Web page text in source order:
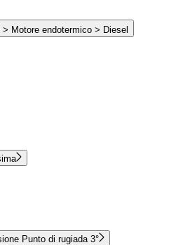
Motore endotermico > Diesel
Punto di rugiada 3°